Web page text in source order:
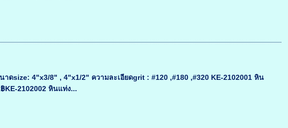
ดsize: 4"x3/8" , 4"x1/2" ความละเอียดgrit : #120 ,#180 ,#320 KE-2102001 หิน
KE-2102002 หินแท่ง...